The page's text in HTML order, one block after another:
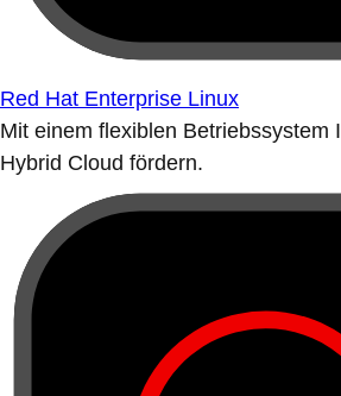
Red Hat Enterprise Linux
Mit einem flexiblen Betriebssystem
Hybrid Cloud fördern.